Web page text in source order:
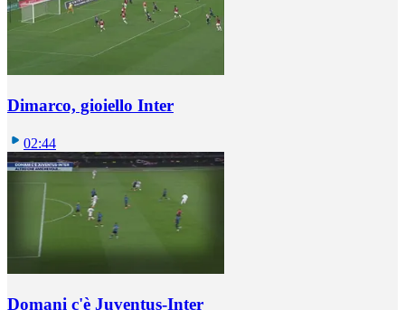
Dimarco, gioiello Inter
02:44
Domani c'è Juventus-Inter